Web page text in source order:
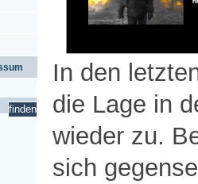
In den
die Lage in
wieder zu.
sich